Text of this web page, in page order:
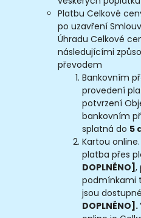
Platbu Celkové
po uzavření
Úhradu Celkové
následujícími
převodem
Bankovním
provedení
potvrzení
bankovním
splatná do 5
Kartou
platba přes
DOPLNĚNO] ,
podmínkami
jsou
DOPLNĚNO].